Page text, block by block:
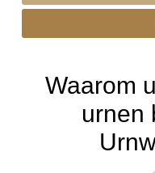
Waarom
urnen